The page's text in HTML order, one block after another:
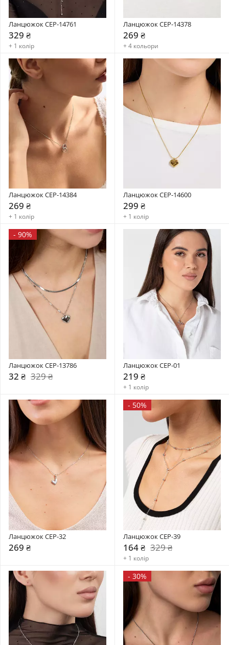
Ланцюжок CEP-14761
329 ₴
+ 1 колір
Ланцюжок CEP-14378
269 ₴
+ 4 кольори
Ланцюжок CEP-14384
269 ₴
+ 1 колір
Ланцюжок CEP-14600
299 ₴
+ 1 колір
- 90%
Ланцюжок CEP-13786
32 ₴ 329 ₴
Ланцюжок CEP-01
219 ₴
+ 1 колір
Ланцюжок CEP-32
269 ₴
- 50%
Ланцюжок CEP-39
164 ₴ 329 ₴
+ 1 колір
- 30%